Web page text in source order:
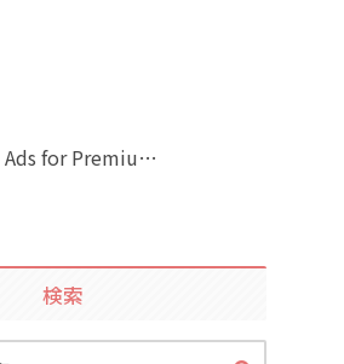
Hide Ads for Premium Members
検索